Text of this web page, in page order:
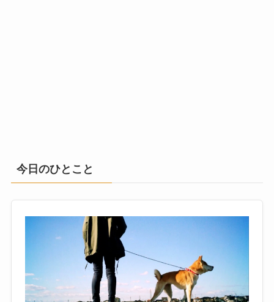
今日のひとこと